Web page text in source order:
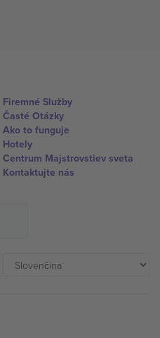
Firemné Služby
Časté Otázky
Ako to funguje
Hotely
Centrum Majstrovstiev sveta
Kontaktujte nás